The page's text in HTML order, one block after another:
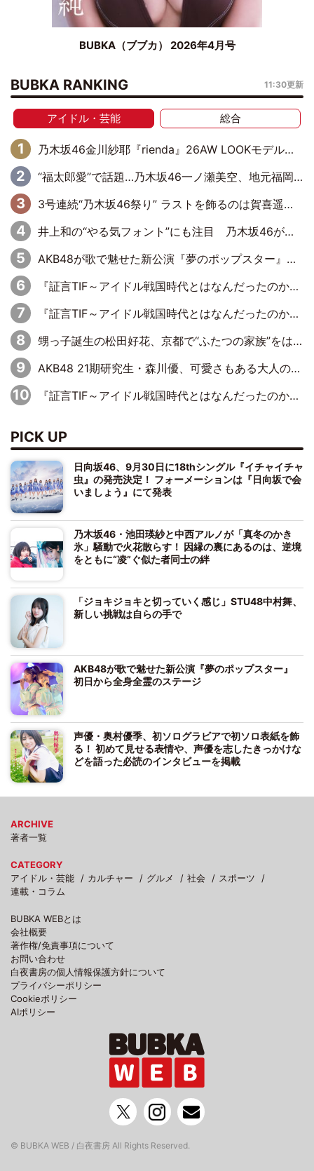
BUBKA（ブブカ） 2026年4月号
BUBKA RANKING 11:30更新
アイドル・芸能 総合
乃木坂46金川紗耶『rienda』26AW LOOKモデルに就任
“福太郎愛”で話題…乃木坂46一ノ瀬美空、地元福岡『めんべい25周年トップサポーター』に就任
3号連続“乃木坂46祭り” ラストを飾るのは賀喜遥香…5年ぶりの登場に「5年分大人になった私を見ていただけたら」
井上和の“やる気フォント”にも注目 乃木坂46が挑んだ書道パフォーマンスの舞台裏
AKB48が歌で魅せた新公演『夢のポップスター』 初日から全身全霊のステージ
『証言TIF～アイドル戦国時代とはなんだったのか～』第6回：でんぱ組.inc・古川未鈴×相沢梨紗「『ハロプロやりたかったな』って言ったら、夢眠ねむさんに『てめえはでんぱ組．incなんだよ！』って肩パンされて(笑)」
『証言TIF～アイドル戦国時代とはなんだったのか～』第11回：私立恵比寿中学・真山りか×安本彩花「TIFで10年ぶりのキョンシーメイクをしたら、場を完全に引かせてしまって。時代が変わったんだなって」
甥っ子誕生の松田好花、京都で“ふたつの家族”をはしご！ “母”黒谷友香に見送られ、“父”松岡昌宏とはハシゴ酒
AKB48 21期研究生・森川優、可愛さもある大人の女性に
『証言TIF～アイドル戦国時代とはなんだったのか～』第10回：さくら学院・武藤彩未×飯田らうら「正直、中3で辞めるというのを信じてなくて。そう言われてはいたけど、嘘でしょって」
PICK UP
日向坂46、9月30日に18thシングル『イチャイチャ
虫』の発売決定！ フォーメーションは『日向坂で会
いましょう』にて発表
乃木坂46・池田瑛紗と中西アルノが「真冬のかき
氷」騒動で火花散らす！ 因縁の裏にあるのは、逆境
をともに“凌”ぐ似た者同士の絆
「ジョキジョキと切っていく感じ」STU48中村舞、
新しい挑戦は自らの手で
AKB48が歌で魅せた新公演『夢のポップスター』
初日から全身全霊のステージ
声優・奥村優季、初ソログラビアで初ソロ表紙を飾
る！ 初めて見せる表情や、声優を志したきっかけな
どを語った必読のインタビューを掲載
ARCHIVE
著者一覧
CATEGORY
アイドル・芸能
カルチャー グルメ 社会
スポーツ
連載・コラム
BUBKA WEBとは
会社概要
著作権/免責事項について
お問い合わせ
白夜書房の個人情報保護方針について
プライバシーポリシー
Cookieポリシー
AIポリシー
© BUBKA WEB / 白夜書房 All Rights Reserved.